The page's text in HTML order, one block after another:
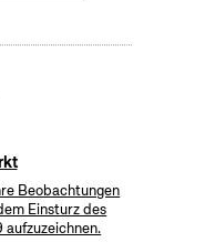
Beobachtungen
Einsturz des